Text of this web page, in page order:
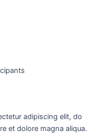
adipiscing elit, do
et dolore magna aliqua.